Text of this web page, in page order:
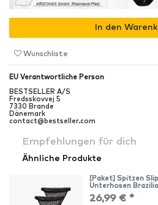
In den
Wunschliste
EU Verantwortliche Person
BESTSELLER A/S
Fredsskovvej 5
7330 Brande
Dänemark
contact@bestseller.com
Empfehlungen für dich
Ähnliche Produkte
[Paket] Spitzen
Unterhosen
26,99 € *